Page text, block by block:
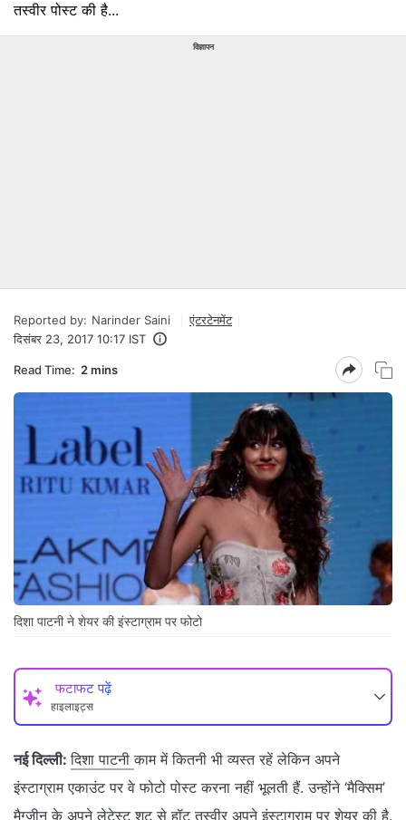
तस्वीर पोस्ट की है...
विज्ञापन
Reported by: Narinder Saini
एंटरटेनमेंट
दिसंबर 23, 2017 10:17 IST
Read Time: 2 mins
दिशा पाटनी ने शेयर की इंस्टाग्राम पर फोटो
फटाफट पढ़ें
हाइलाइट्स
नई दिल्ली: दिशा पाटनीकाम में कितनी भी व्यस्त रहें लेकिन अपने
इंस्टाग्राम एकाउंट पर वे फोटो पोस्ट करना नहीं भूलती हैं. उन्होंने ‘मैक्सिम’
मैग्जीन के अपने लेटेस्ट शूट से हॉट तस्वीर अपने इंस्टाग्राम पर शेयर की है.